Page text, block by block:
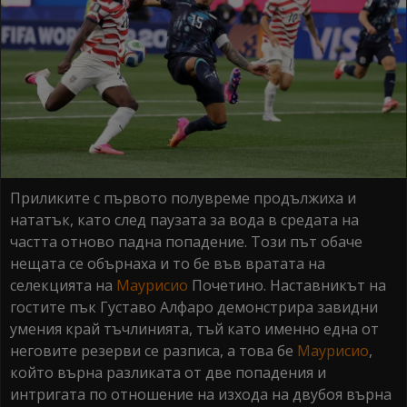
Приликите с първото полувреме продължиха и
нататък, като след паузата за вода в средата на
частта отново падна попадение. Този път обаче
нещата се обърнаха и то бе във вратата на
селекцията на Маурисио Почетино. Наставникът на
гостите пък Густаво Алфаро демонстрира завидни
умения край тъчлинията, тъй като именно една от
неговите резерви се разписа, а това бе Маурисио,
който върна разликата от две попадения и
интригата по отношение на изхода на двубоя върна